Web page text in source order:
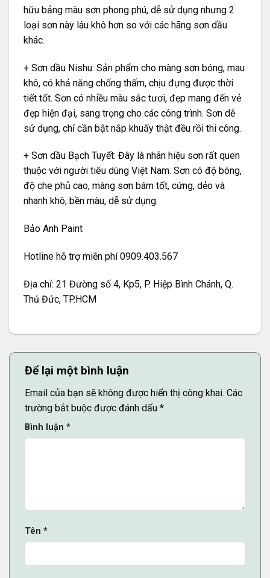
hữu bảng màu sơn phong phú, dễ sử dụng nhưng 2
loại sơn này lâu khô hơn so với các hãng sơn dầu
khác.
+ Sơn dầu Nishu: Sản phẩm cho màng sơn bóng, mau
khô, có khả năng chống thấm, chịu đựng được thời
tiết tốt. Sơn có nhiều màu sắc tươi, đẹp mang đến vẻ
đẹp hiện đại, sang trọng cho các công trình. Sơn dễ
sử dụng, chỉ cần bật nắp khuấy thật đều rồi thi công.
+ Sơn dầu Bạch Tuyết: Đây là nhãn hiệu sơn rất quen
thuộc với người tiêu dùng Việt Nam. Sơn có độ bóng,
độ che phủ cao, màng sơn bám tốt, cứng, dẻo và
nhanh khô, bền màu, dễ sử dụng.
Bảo Anh Paint
Hotline hỗ trợ miễn phí 0909.403.567
Địa chỉ: 21 Đường số 4, Kp5, P. Hiệp Bình Chánh, Q.
Thủ Đức, TP.HCM
Để lại một bình luận
Email của bạn sẽ không được hiển thị công khai. Các
trường bắt buộc được đánh dấu *
Bình luận *
Tên *